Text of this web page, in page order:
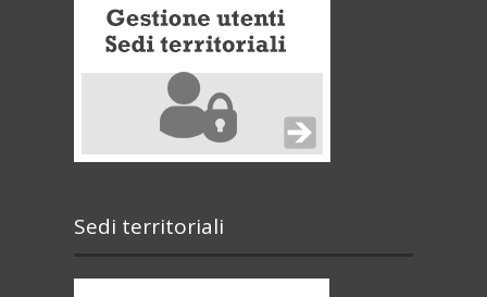
Sedi territoriali